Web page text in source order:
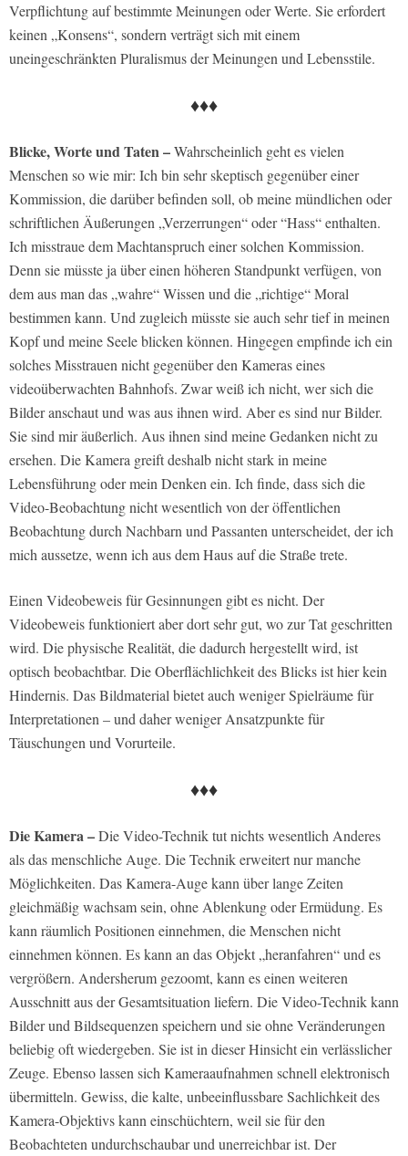
Verpflichtung auf bestimmte Meinungen oder Werte. Sie erfordert
keinen „Konsens“, sondern verträgt sich mit einem
uneingeschränkten Pluralismus der Meinungen und Lebensstile.
♦♦♦
Blicke, Worte und Taten –Wahrscheinlich geht es vielen
Menschen so wie mir: Ich bin sehr skeptisch gegenüber einer
Kommission, die darüber befinden soll, ob meine mündlichen oder
schriftlichen Äußerungen „Verzerrungen“ oder “Hass“ enthalten.
Ich misstraue dem Machtanspruch einer solchen Kommission.
Denn sie müsste ja über einen höheren Standpunkt verfügen, von
dem aus man das „wahre“ Wissen und die „richtige“ Moral
bestimmen kann. Und zugleich müsste sie auch sehr tief in meinen
Kopf und meine Seele blicken können. Hingegen empfinde ich ein
solches Misstrauen nicht gegenüber den Kameras eines
videoüberwachten Bahnhofs. Zwar weiß ich nicht, wer sich die
Bilder anschaut und was aus ihnen wird. Aber es sind nur Bilder.
Sie sind mir äußerlich. Aus ihnen sind meine Gedanken nicht zu
ersehen. Die Kamera greift deshalb nicht stark in meine
Lebensführung oder mein Denken ein. Ich finde, dass sich die
Video-Beobachtung nicht wesentlich von der öffentlichen
Beobachtung durch Nachbarn und Passanten unterscheidet, der ich
mich aussetze, wenn ich aus dem Haus auf die Straße trete.
Einen Videobeweis für Gesinnungen gibt es nicht. Der
Videobeweis funktioniert aber dort sehr gut, wo zur Tat geschritten
wird. Die physische Realität, die dadurch hergestellt wird, ist
optisch beobachtbar. Die Oberflächlichkeit des Blicks ist hier kein
Hindernis. Das Bildmaterial bietet auch weniger Spielräume für
Interpretationen – und daher weniger Ansatzpunkte für
Täuschungen und Vorurteile.
♦♦♦
Die Kamera –Die Video-Technik tut nichts wesentlich Anderes
als das menschliche Auge. Die Technik erweitert nur manche
Möglichkeiten. Das Kamera-Auge kann über lange Zeiten
gleichmäßig wachsam sein, ohne Ablenkung oder Ermüdung. Es
kann räumlich Positionen einnehmen, die Menschen nicht
einnehmen können. Es kann an das Objekt „heranfahren“ und es
vergrößern. Andersherum gezoomt, kann es einen weiteren
Ausschnitt aus der Gesamtsituation liefern. Die Video-Technik kann
Bilder und Bildsequenzen speichern und sie ohne Veränderungen
beliebig oft wiedergeben. Sie ist in dieser Hinsicht ein verlässlicher
Zeuge. Ebenso lassen sich Kameraaufnahmen schnell elektronisch
übermitteln. Gewiss, die kalte, unbeeinflussbare Sachlichkeit des
Kamera-Objektivs kann einschüchtern, weil sie für den
Beobachteten undurchschaubar und unerreichbar ist. Der